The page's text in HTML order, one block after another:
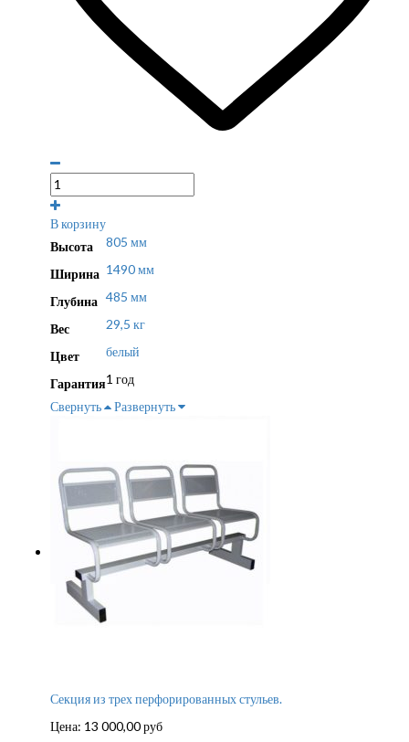
В корзину
Высота
805 мм
Ширина 1490 мм
Глубина 485 мм
Вес 29,5 кг
Цвет белый
Гарантия1 год
Свернуть
Развернуть
Секция из трех перфорированных стульев.
Цена: 13 000,00руб